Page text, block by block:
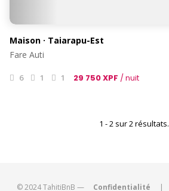
Maison · Taiarapu-Est
Fare Auti
6 1 1 29 750 XPF / nuit
1 - 2 sur 2 résultats.
© 2024 TahitiBnB — Confidentialité |